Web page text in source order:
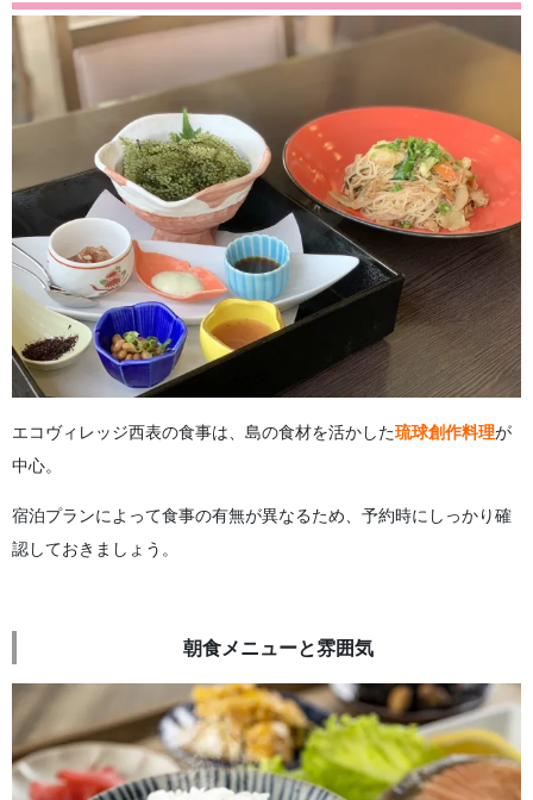
エコヴィレッジ西表の食事は、島の食材を活かした琉球創作料理が
中心。
宿泊プランによって食事の有無が異なるため、予約時にしっかり確
認しておきましょう。
朝食メニューと雰囲気